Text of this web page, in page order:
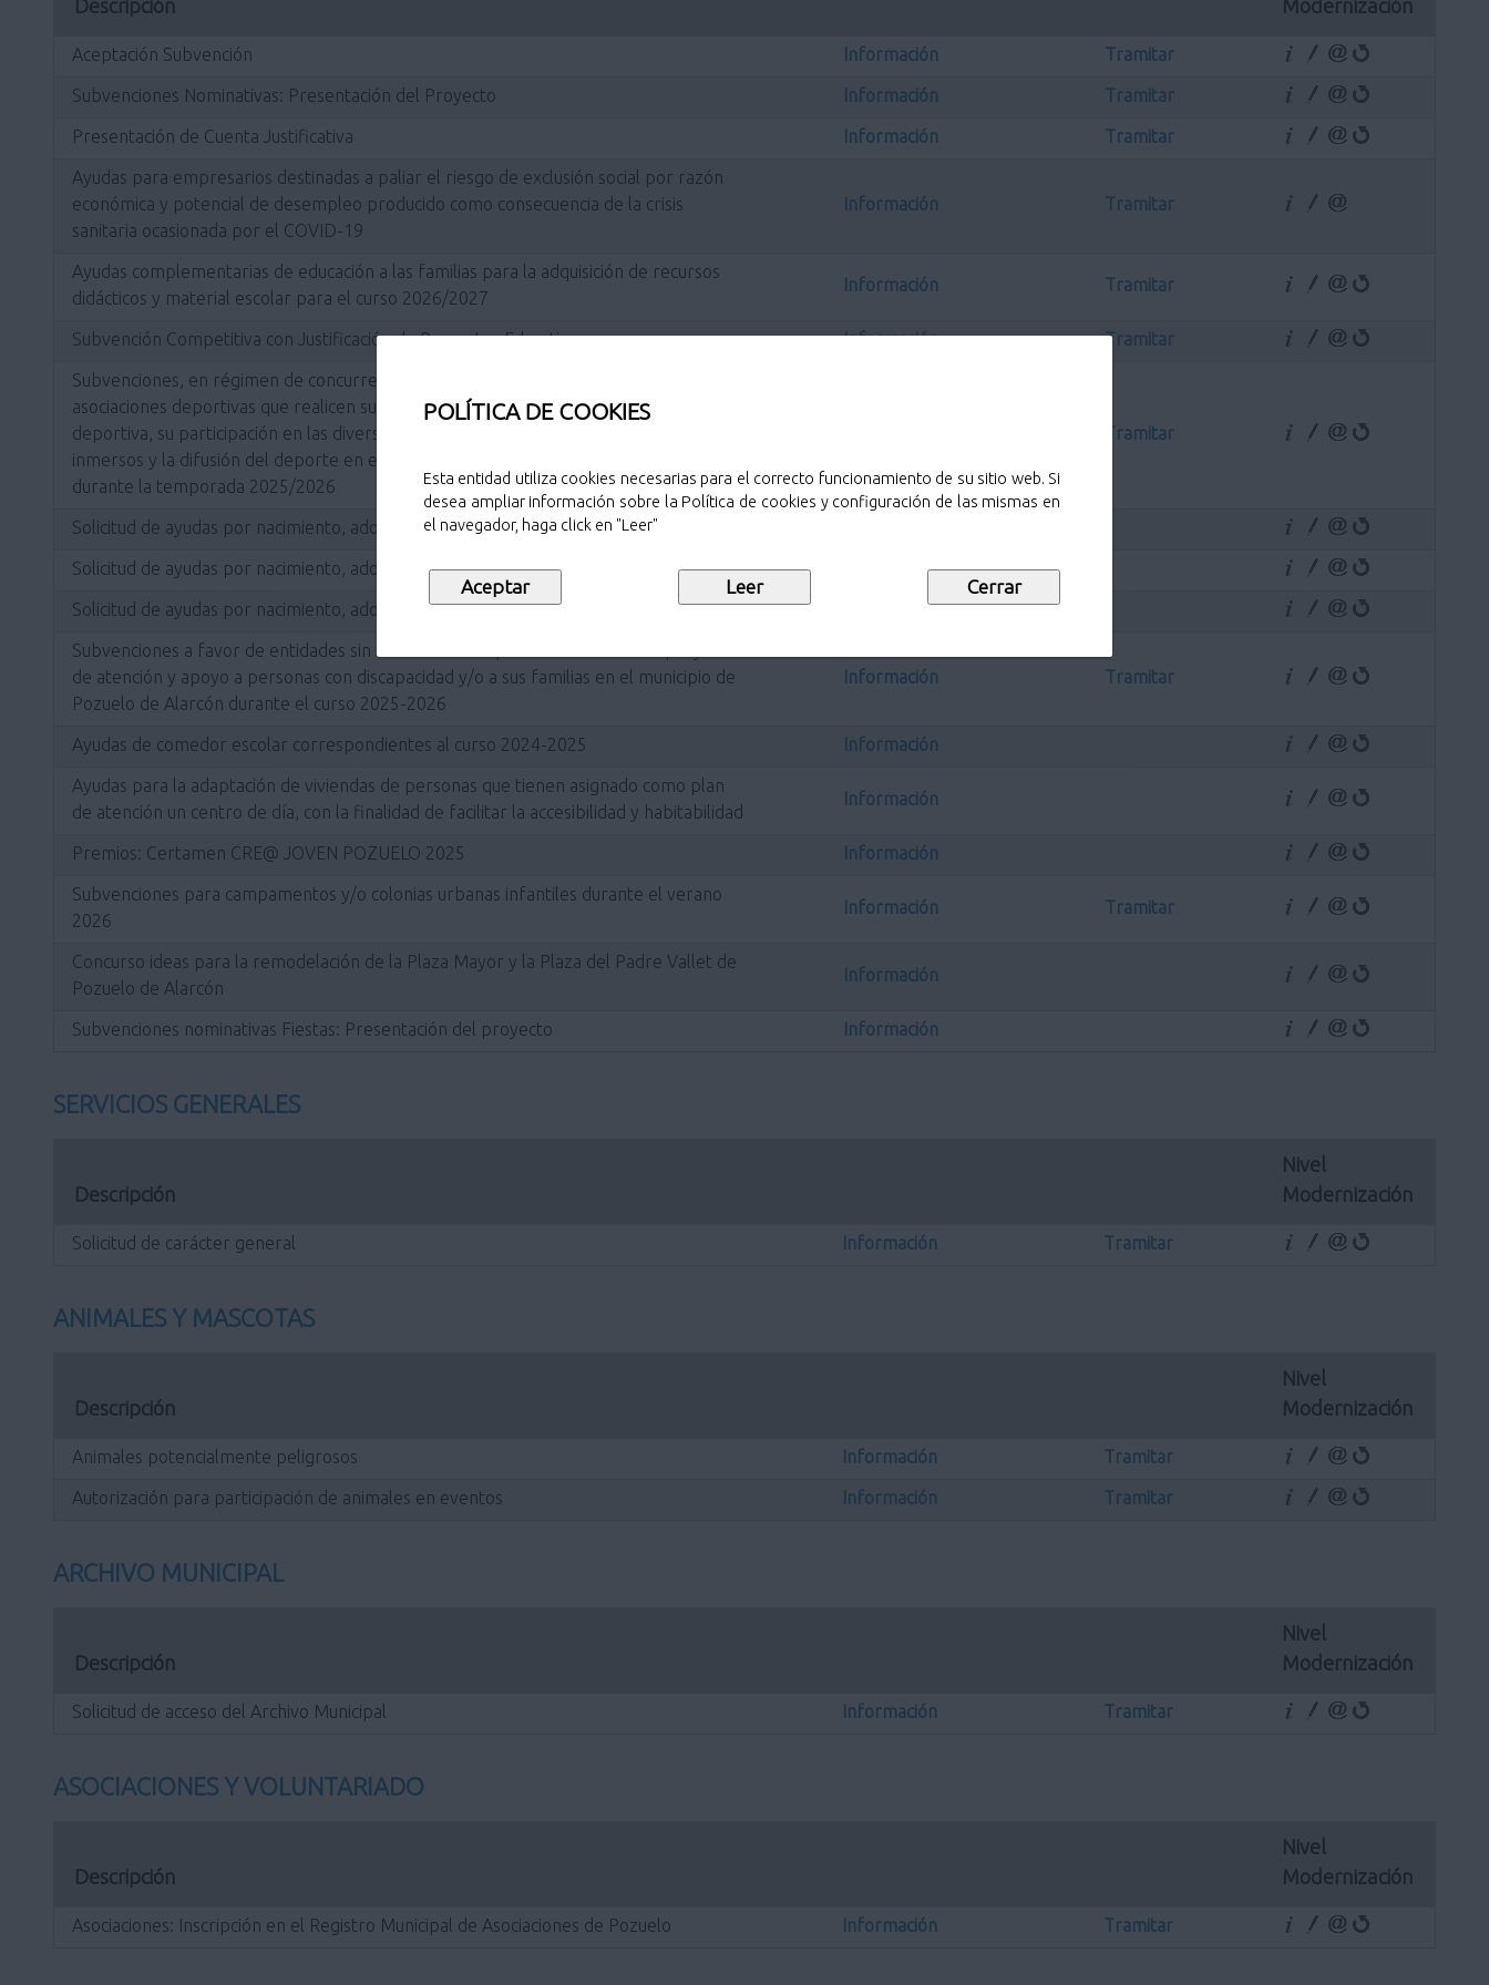
POLÍTICA DE COOKIES
Esta entidad utiliza cookies necesarias para el correcto funcionamiento de su sitio web. Si
desea ampliar información sobre la Política de cookies y configuración de las mismas en
el navegador, haga click en "Leer"
Descripción Modernización
Aceptación Subvención Información Tramitar
Subvenciones Nominativas: Presentación del Proyecto Información Tramitar
Presentación de Cuenta Justificativa Información Tramitar
Ayudas para empresarios destinadas a paliar el riesgo de exclusión social por razón
económica y potencial de desempleo producido como consecuencia de la crisis
sanitaria ocasionada por el COVID-19
Información Tramitar
Ayudas complementarias de educación a las familias para la adquisición de recursos
didácticos y material escolar para el curso 2026/2027
Información Tramitar
Subvención Competitiva con Justificación de Proyectos Educativos Información Tramitar
Subvenciones, en régimen de concurrencia competitiva, destinadas a clubes y
asociaciones deportivas que realicen sus actuaciones dirigidas al fomento de la práctica
deportiva, su participación en las diversas competiciones en las que se encuentren
inmersos y la difusión del deporte en el término municipal de Pozuelo de Alarcón
durante la temporada 2025/2026
Tramitar
Solicitud de ayudas por nacimiento, adopción o acogimiento (3º cuatrimestre 2025)
Solicitud de ayudas por nacimiento, adopción o acogimiento (1º cuatrimestre 2026) Información
Solicitud de ayudas por nacimiento, adopción o acogimiento (2º cuatrimestre 2026) Información
Subvenciones a favor de entidades sin ánimo de lucro para el desarrollo de proyectos
de atención y apoyo a personas con discapacidad y/o a sus familias en el municipio de
Pozuelo de Alarcón durante el curso 2025-2026
Información Tramitar
Ayudas de comedor escolar correspondientes al curso 2024-2025 Información
Ayudas para la adaptación de viviendas de personas que tienen asignado como plan
de atención un centro de día, con la finalidad de facilitar la accesibilidad y habitabilidad
Información
Premios: Certamen CRE@ JOVEN POZUELO 2025 Información
Subvenciones para campamentos y/o colonias urbanas infantiles durante el verano
2026
Información Tramitar
Concurso ideas para la remodelación de la Plaza Mayor y la Plaza del Padre Vallet de
Pozuelo de Alarcón
Información
Subvenciones nominativas Fiestas: Presentación del proyecto Información
SERVICIOS GENERALES
Descripción
Nivel
Modernización
Solicitud de carácter general Información Tramitar
ANIMALES Y MASCOTAS
Descripción
Nivel
Modernización
Animales potencialmente peligrosos Información Tramitar
Autorización para participación de animales en eventos Información Tramitar
ARCHIVO MUNICIPAL
Descripción
Nivel
Modernización
Solicitud de acceso del Archivo Municipal Información Tramitar
ASOCIACIONES Y VOLUNTARIADO
Descripción
Nivel
Modernización
Asociaciones: Inscripción en el Registro Municipal de Asociaciones de Pozuelo Información Tramitar